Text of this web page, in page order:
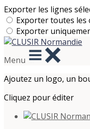
Exporter les lignes
Exporter toutes les
Exporter
Menu
Ajoutez un logo, un
Cliquez pour éditer